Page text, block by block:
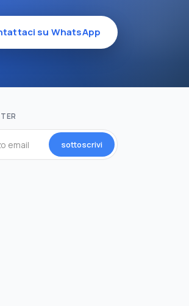
su WhatsApp
sottoscrivi